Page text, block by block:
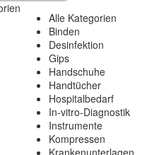
Alle Kategorien
Binden
Desinfektion
Gips
Handschuhe
Handtücher
Hospitalbedarf
In-vitro-Diagnostik
Instrumente
Kompressen
Krankenunterlagen